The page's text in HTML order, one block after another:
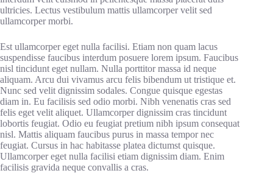
ultricies. Lectus vestibulum mattis ullamcorper velit sed
ullamcorper morbi.
Est ullamcorper eget nulla facilisi. Etiam non quam lacus
suspendisse faucibus interdum posuere lorem ipsum. Faucibus
nisl tincidunt eget nullam. Nulla porttitor massa id neque
aliquam. Arcu dui vivamus arcu felis bibendum ut tristique et.
Nunc sed velit dignissim sodales. Congue quisque egestas
diam in. Eu facilisis sed odio morbi. Nibh venenatis cras sed
felis eget velit aliquet. Ullamcorper dignissim cras tincidunt
lobortis feugiat. Odio eu feugiat pretium nibh ipsum consequat
nisl. Mattis aliquam faucibus purus in massa tempor nec
feugiat. Cursus in hac habitasse platea dictumst quisque.
Ullamcorper eget nulla facilisi etiam dignissim diam. Enim
facilisis gravida neque convallis a cras.